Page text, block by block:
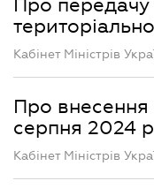
Про передачу
Кабінет Міністрів
Про внесення
серпня 2024
Кабінет Міністрів